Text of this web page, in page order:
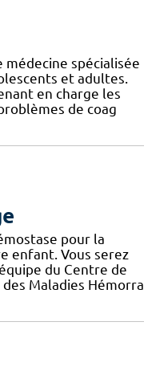
médecine spécialisée
et adultes.
en charge les
de coag
pour la
enfant. Vous serez
du Centre de
Maladies Hémorra